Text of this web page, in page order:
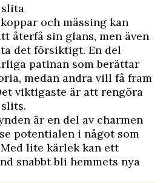
och mässing kan
återfå sin glans, men även
det försiktigt. En del
patinan som berättar
medan andra vill få fram
viktigaste är att rengöra
är en del av charmen
potentialen i något som
lite kärlek kan ett
snabbt bli hemmets nya